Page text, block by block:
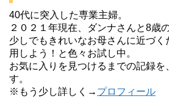
40代に突入した専業主婦。
２０２１年現在、ダンナさんと8歳
少しでもきれいなお母さんに近づ
用しよう！と色々お試し中。
お気に入りを見つけるまでの記録を
す。
※もう少し詳しく→ プロフィール